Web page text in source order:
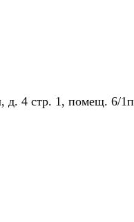
д. 4 стр. 1, помещ. 6/1п